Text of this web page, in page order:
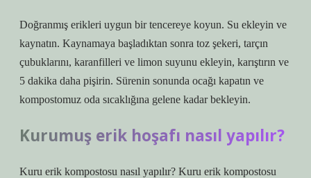
Doğranmış erikleri uygun bir tencereye koyun. Su ekleyin ve
kaynatın. Kaynamaya başladıktan sonra toz şekeri, tarçın
çubuklarını, karanfilleri ve limon suyunu ekleyin, karıştırın ve
5 dakika daha pişirin. Sürenin sonunda ocağı kapatın ve
kompostomuz oda sıcaklığına gelene kadar bekleyin.
Kurumuş erik hoşafı nasıl yapılır?
Kuru erik kompostosu nasıl yapılır? Kuru erik kompostosu